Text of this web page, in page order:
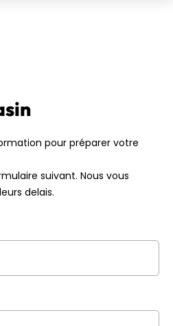
pour préparer votre
suivant. Nous vous
delais.